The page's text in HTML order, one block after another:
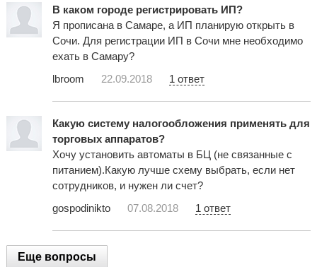
В каком городе регистрировать ИП?
Я прописана в Самаре, а ИП планирую открыть в
Сочи. Для регистрации ИП в Сочи мне необходимо
ехать в Самару?
lbroom
22.09.2018 1 ответ
Какую систему налогообложения применять для
торговых аппаратов?
Хочу установить автоматы в БЦ (не связанные с
питанием).Какую лучше схему выбрать, если нет
сотрудников, и нужен ли счет?
gospodinikto
07.08.2018 1 ответ
Еще вопросы